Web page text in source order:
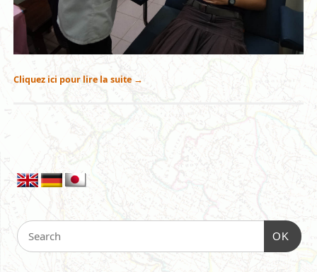
Cliquez ici pour lire la suite →
OK